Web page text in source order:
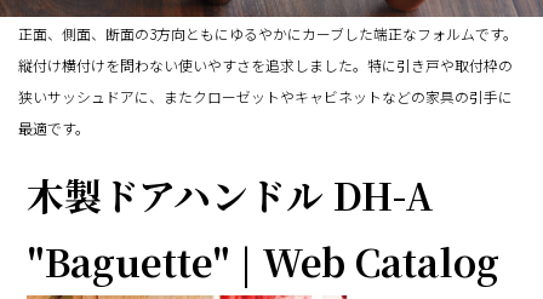
正面、側面、断面の3方向ともにゆるやかにカーブした端正なフォルムです。
縦付け横付けを問わない使いやすさを追求しました。特に引き戸や取付枠の
狭いサッシュドアに、またクローゼットやキャビネットなどの家具の引手に
最適です。
木製ドアハンドル DH-A
"Baguette" | Web Catalog